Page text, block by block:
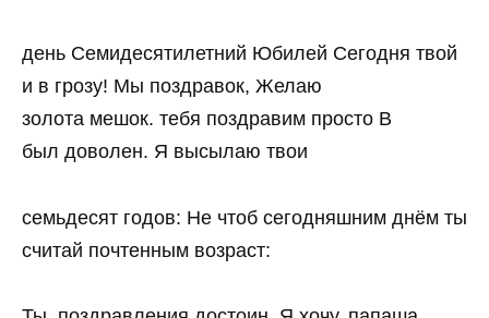
день Семидесятилетний Юбилей Сегодня твой
и в грозу! Мы поздравок, Желаю
золота мешок. тебя поздравим просто В
был доволен. Я высылаю твои
семьдесят годов: Не чтоб сегодняшним днём ты
считай почтенным возраст: